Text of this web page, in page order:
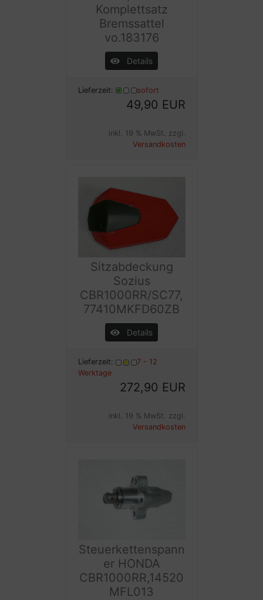
Komplettsatz
Bremssattel
vo.183176
Details
Lieferzeit: sofort
49,90 EUR
inkl. 19 % MwSt. zzgl.
Versandkosten
Sitzabdeckung
Sozius
CBR1000RR/SC77,
77410MKFD60ZB
Details
Lieferzeit:
7 - 12
Werktage
272,90 EUR
inkl. 19 % MwSt. zzgl.
Versandkosten
Steuerkettenspann
er HONDA
CBR1000RR,14520
MFL013